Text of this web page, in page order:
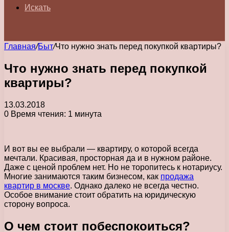
Искать
Главная/Быт/Что нужно знать перед покупкой квартиры?
Что нужно знать перед покупкой
квартиры?
13.03.2018
0 Время чтения: 1 минута
И вот вы ее выбрали — квартиру, о которой всегда
мечтали. Красивая, просторная да и в нужном районе.
Даже с ценой проблем нет. Но не торопитесь к нотариусу.
Многие занимаются таким бизнесом, как продажа
квартир в москве. Однако далеко не всегда честно.
Особое внимание стоит обратить на юридическую
сторону вопроса.
О чем стоит побеспокоиться?